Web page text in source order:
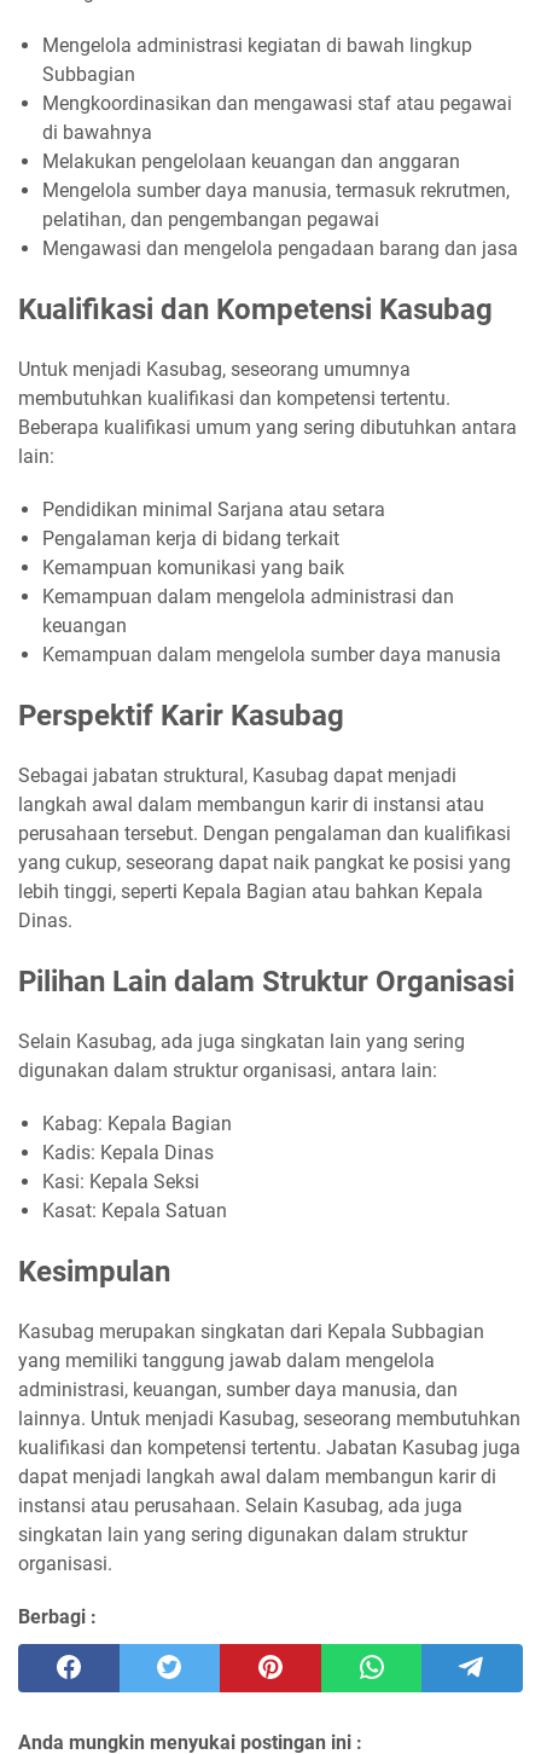
Mengelola administrasi kegiatan di bawah lingkup
Subbagian
Mengkoordinasikan dan mengawasi staf atau pegawai
di bawahnya
Melakukan pengelolaan keuangan dan anggaran
Mengelola sumber daya manusia, termasuk rekrutmen,
pelatihan, dan pengembangan pegawai
Mengawasi dan mengelola pengadaan barang dan jasa
Kualifikasi dan Kompetensi Kasubag
Untuk menjadi Kasubag, seseorang umumnya
membutuhkan kualifikasi dan kompetensi tertentu.
Beberapa kualifikasi umum yang sering dibutuhkan antara
lain:
Pendidikan minimal Sarjana atau setara
Pengalaman kerja di bidang terkait
Kemampuan komunikasi yang baik
Kemampuan dalam mengelola administrasi dan
keuangan
Kemampuan dalam mengelola sumber daya manusia
Perspektif Karir Kasubag
Sebagai jabatan struktural, Kasubag dapat menjadi
langkah awal dalam membangun karir di instansi atau
perusahaan tersebut. Dengan pengalaman dan kualifikasi
yang cukup, seseorang dapat naik pangkat ke posisi yang
lebih tinggi, seperti Kepala Bagian atau bahkan Kepala
Dinas.
Pilihan Lain dalam Struktur Organisasi
Selain Kasubag, ada juga singkatan lain yang sering
digunakan dalam struktur organisasi, antara lain:
Kabag: Kepala Bagian
Kadis: Kepala Dinas
Kasi: Kepala Seksi
Kasat: Kepala Satuan
Kesimpulan
Kasubag merupakan singkatan dari Kepala Subbagian
yang memiliki tanggung jawab dalam mengelola
administrasi, keuangan, sumber daya manusia, dan
lainnya. Untuk menjadi Kasubag, seseorang membutuhkan
kualifikasi dan kompetensi tertentu. Jabatan Kasubag juga
dapat menjadi langkah awal dalam membangun karir di
instansi atau perusahaan. Selain Kasubag, ada juga
singkatan lain yang sering digunakan dalam struktur
organisasi.
Berbagi :
Anda mungkin menyukai postingan ini :